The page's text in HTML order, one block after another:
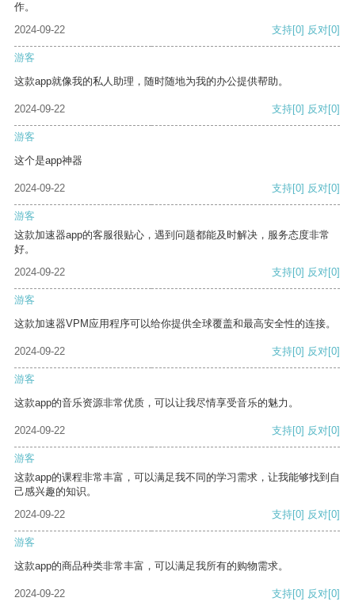
作。
2024-09-22
支持[0] 反对[0]
游客
这款app就像我的私人助理，随时随地为我的办公提供帮助。
2024-09-22 支持[0] 反对[0]
游客
这个是app神器
2024-09-22 支持[0] 反对[0]
游客
这款加速器app的客服很贴心，遇到问题都能及时解决，服务态度非常
好。
2024-09-22
支持[0] 反对[0]
游客
这款加速器VPM应用程序可以给你提供全球覆盖和最高安全性的连接。
2024-09-22 支持[0] 反对[0]
游客
这款app的音乐资源非常优质，可以让我尽情享受音乐的魅力。
2024-09-22 支持[0] 反对[0]
游客
这款app的课程非常丰富，可以满足我不同的学习需求，让我能够找到自
己感兴趣的知识。
2024-09-22
支持[0] 反对[0]
游客
这款app的商品种类非常丰富，可以满足我所有的购物需求。
2024-09-22 支持[0] 反对[0]